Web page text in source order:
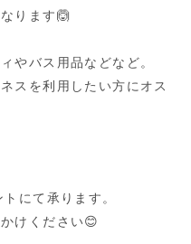
ります🙆
やバス用品などなど。
スを利用したい方にオス
にて承ります。
けください😊